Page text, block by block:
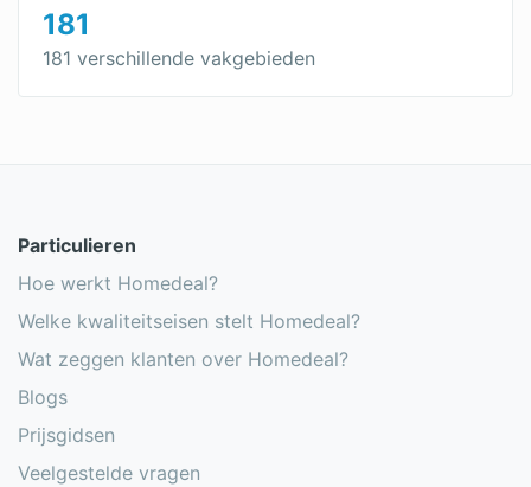
181
181 verschillende vakgebieden
Particulieren
Hoe werkt Homedeal?
Welke kwaliteitseisen stelt Homedeal?
Wat zeggen klanten over Homedeal?
Blogs
Prijsgidsen
Veelgestelde vragen